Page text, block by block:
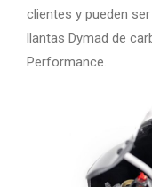
clientes y pueden
llantas Dymad de
Performance.